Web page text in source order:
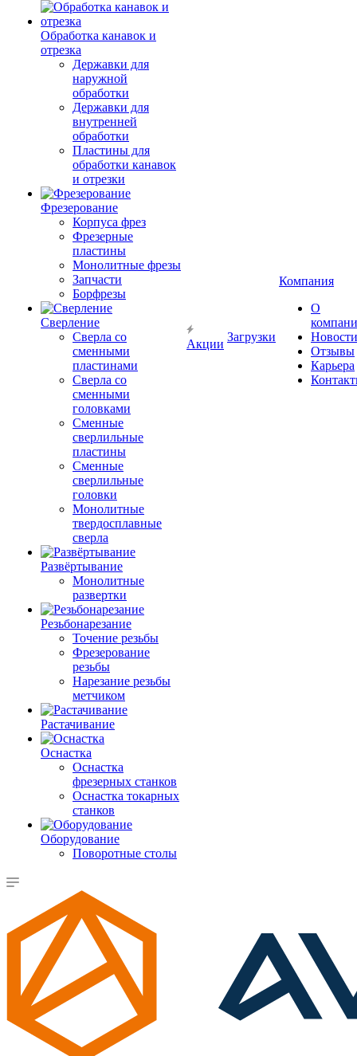
Обработка канавок и
отрезка
Державки для
наружной
обработки
Державки для
внутренней
обработки
Пластины для
обработки канавок
и отрезки
Фрезерование
Корпуса фрез
Фрезерные
пластины
Монолитные фрезы
Запчасти
Борфрезы
Сверление
Сверла со
сменными
пластинами
Сверла со
сменными
головками
Сменные
сверлильные
пластины
Сменные
сверлильные
головки
Монолитные
твердосплавные
сверла
Развёртывание
Монолитные
развертки
Резьбонарезание
Точение резьбы
Фрезерование
резьбы
Нарезание резьбы
метчиком
Растачивание
Оснастка
Оснастка
фрезерных станков
Оснастка токарных
станков
Оборудование
Поворотные столы
Акции
Загрузки
Компания
О
Новости
Отзывы
Карьера